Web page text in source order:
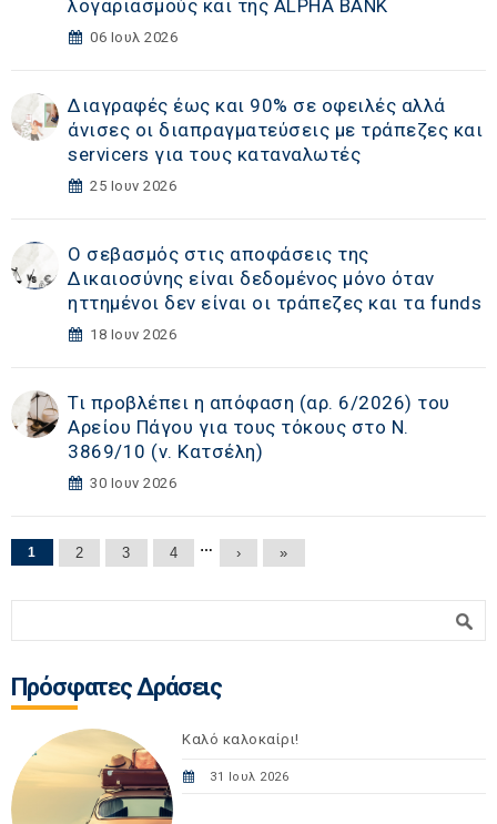
λογαριασμούς και της ALPHA BANK
06 Ιουλ 2026
Διαγραφές έως και 90% σε οφειλές αλλά
άνισες οι διαπραγματεύσεις με τράπεζες και
servicers για τους καταναλωτές
25 Ιουν 2026
Ο σεβασμός στις αποφάσεις της
Δικαιοσύνης είναι δεδομένος μόνο όταν
ηττημένοι δεν είναι οι τράπεζες και τα funds
18 Ιουν 2026
Τι προβλέπει η απόφαση (αρ. 6/2026) του
Αρείου Πάγου για τους τόκους στο Ν.
3869/10 (ν. Κατσέλη)
30 Ιουν 2026
Σελίδες
1 2 3 4 … › »
Πρόσφατες Δράσεις
Καλό καλοκαίρι!
31 Ιουλ 2026